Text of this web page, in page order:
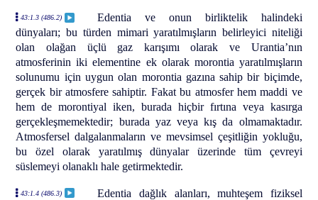
43:1.3 (486.2)
Edentia ve onun birliktelik halindeki
dünyaları; bu türden mimari yaratılmışların belirleyici niteliği
olan olağan üçlü gaz karışımı olarak ve Urantia’nın
atmosferinin iki elementine ek olarak morontia yaratılmışların
solunumu için uygun olan morontia gazına sahip bir biçimde,
gerçek bir atmosfere sahiptir. Fakat bu atmosfer hem maddi ve
hem de morontiyal iken, burada hiçbir fırtına veya kasırga
gerçekleşmemektedir; burada yaz veya kış da olmamaktadır.
Atmosfersel dalgalanmaların ve mevsimsel çeşitliğin yokluğu,
bu özel olarak yaratılmış dünyalar üzerinde tüm çevreyi
süslemeyi olanaklı hale getirmektedir.
43:1.4 (486.3)
Edentia dağlık alanları, muhteşem fiziksel